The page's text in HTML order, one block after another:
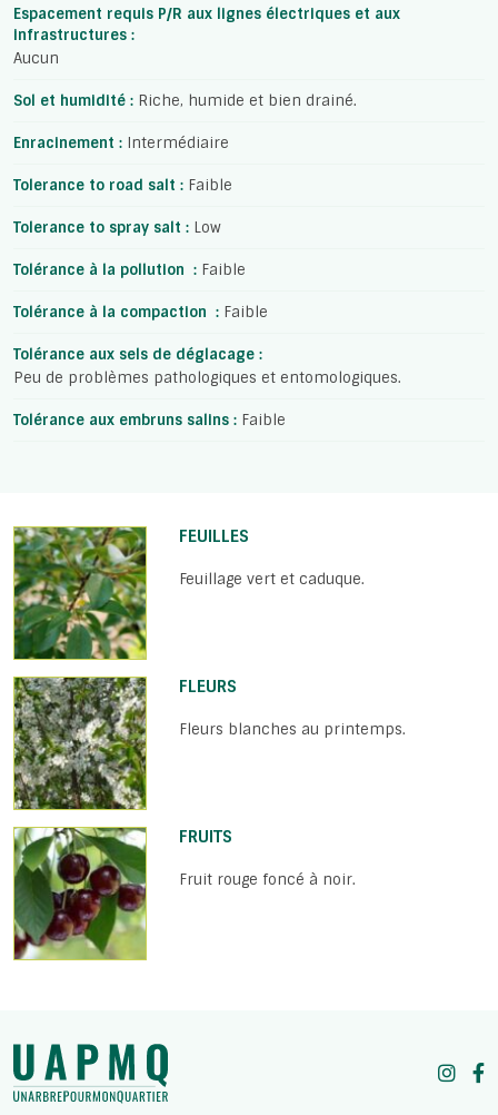
Espacement requis P/R aux lignes électriques et aux
infrastructures :
Aucun
Sol et humidité : Riche, humide et bien drainé.
Enracinement : Intermédiaire
Tolerance to road salt : Faible
Tolerance to spray salt : Low
Tolérance à la pollution : Faible
Tolérance à la compaction : Faible
Tolérance aux sels de déglacage :
Peu de problèmes pathologiques et entomologiques.
Tolérance aux embruns salins : Faible
FEUILLES
Feuillage vert et caduque.
FLEURS
Fleurs blanches au printemps.
FRUITS
Fruit rouge foncé à noir.